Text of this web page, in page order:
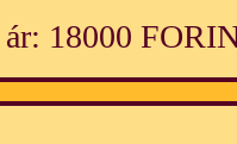
ár: 18000